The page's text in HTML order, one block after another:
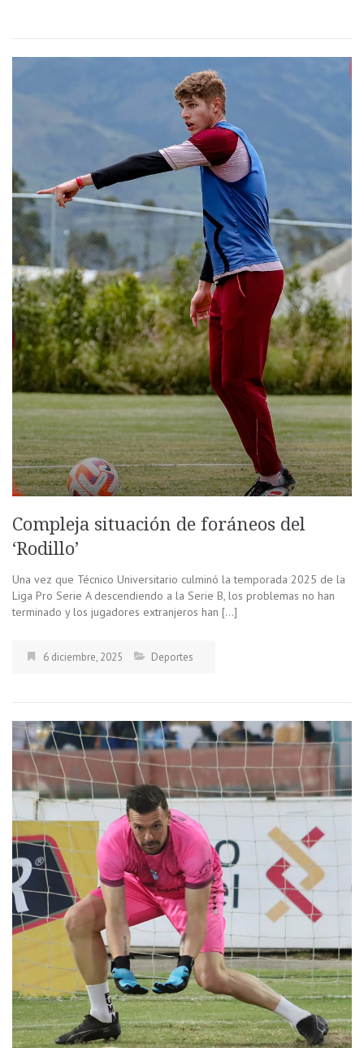
Compleja situación de foráneos del
‘Rodillo’
Una vez que Técnico Universitario culminó la temporada 2025 de la
Liga Pro Serie A descendiendo a la Serie B, los problemas no han
terminado y los jugadores extranjeros han […]
6 diciembre, 2025 Deportes